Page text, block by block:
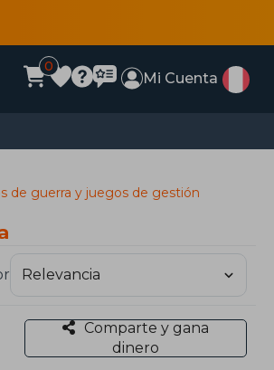
0
Mi Cuenta
de guerra y juegos de gestión
Comparte y gana
dinero